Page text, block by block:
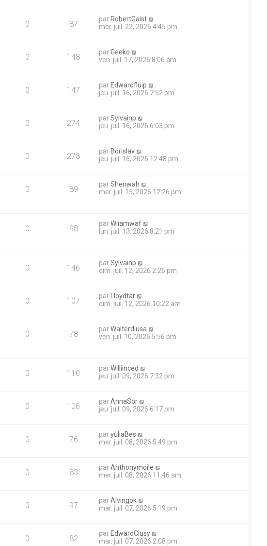
0 87 par RobertGaist
mer. juil. 22, 2026 4:45 pm
0 148 parGeeko
ven. juil. 17, 2026 8:06 am
0 147 par Edwardfluip
jeu. juil. 16, 2026 7:52 pm
0 274 parSylvainp
jeu. juil. 16, 2026 6:03 pm
0 278 par Borislav
jeu. juil. 16, 2026 12:48 pm
0 89 parShenwah
mer. juil. 15, 2026 12:26 pm
0 98 parWiiamwaf
lun. juil. 13, 2026 8:21 pm
0 146 parSylvainp
dim. juil. 12, 2026 2:26 pm
0 107 par
Lloydtar
dim. juil. 12, 2026 10:22 am
0 78 parWalterdiusa
ven. juil. 10, 2026 5:56 pm
0 110 parWilliinced
jeu. juil. 09, 2026 7:32 pm
0 106 parAnnaSor
jeu. juil. 09, 2026 6:17 pm
0 76 paryuliaBes
mer. juil. 08, 2026 5:49 pm
0 83 parAnthonymoile
mer. juil. 08, 2026 11:46 am
0 97 parAlvingok
mar. juil. 07, 2026 5:19 pm
0 82 par EdwardClusy
mar. juil. 07, 2026 2:08 pm